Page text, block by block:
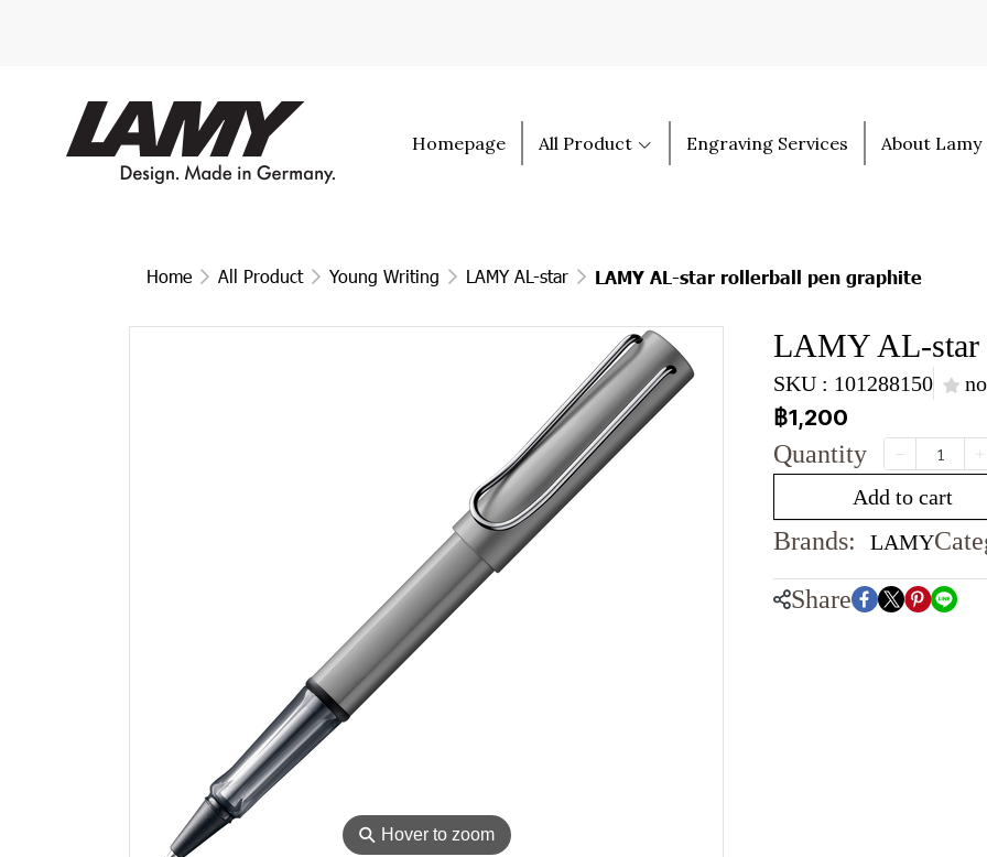
Homepage All Product Engraving Services About Lamy
Home All Product Young Writing LAMY AL-star LAMY AL-star rollerball pen graphite
⚲ Hover to zoom
LAMY AL-star
SKU : 101288150
฿1,200
Quantity
Add to cart
Brands: LAMY
Share